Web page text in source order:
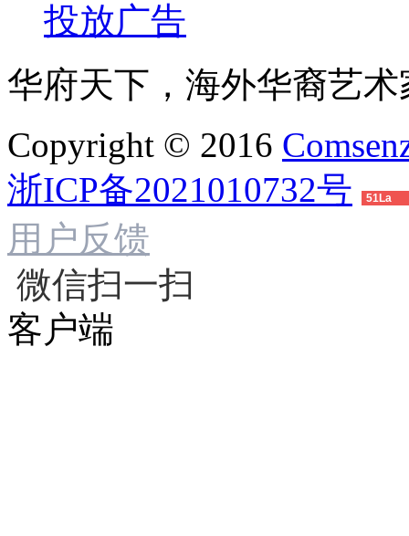
投放广告
华府天下，海外华裔艺
Copyright © 2016
浙ICP备2021010732号
51La
用户反馈
微信扫一扫
客户端